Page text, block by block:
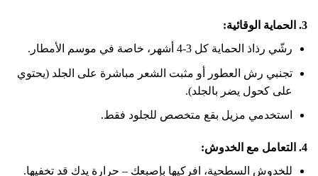
3. الحماية الوقائية:
رشّي رذاذ الحماية كل 3-4 أشهر، خاصة في موسم الأمطار.
تجنبي رش العطور أو مثبت الشعر مباشرة على الجلد (يحتوي
على كحول يضر بالجلد).
استخدمي مزيل بقع متخصص للجلود فقط.
4. التعامل مع الخدوش:
للخدوش السطحية، افركيها بإصبعك – حرارة يدك قد تخفيها.